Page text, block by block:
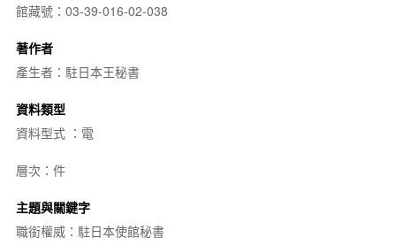
館藏號：03-39-016-02-038
著作者
產生者：駐日本王秘書
資料類型
資料型式 ：電
層次：件
主題與關鍵字
職銜權威：駐日本使館秘書